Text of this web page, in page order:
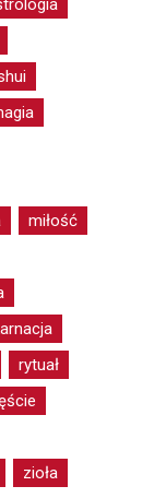
miłość
rytuał
zioła